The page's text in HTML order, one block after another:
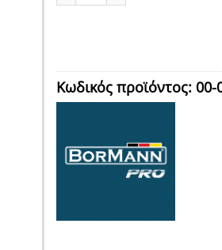
Κωδικός προϊόντος: 00-